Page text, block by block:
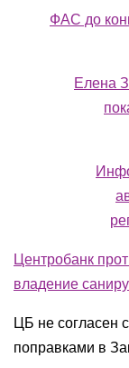
ФАС до
Елена
Центробанк
владение
ЦБ не согласен
поправками в